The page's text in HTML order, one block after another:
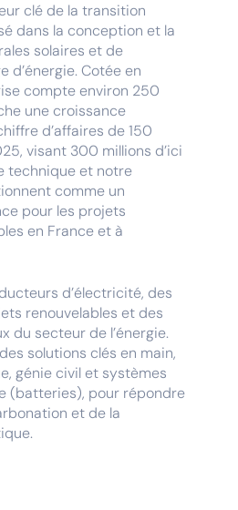
clé de la transition
dans la conception et la
solaires et de
d’énergie. Cotée en
compte environ 250
une croissance
d’affaires de 150
visant 300 millions d’ici
technique et notre
comme un
pour les projets
en France et à
d’électricité, des
renouvelables et des
du secteur de l’énergie.
solutions clés en main,
génie civil et systèmes
(batteries), pour répondre
et de la